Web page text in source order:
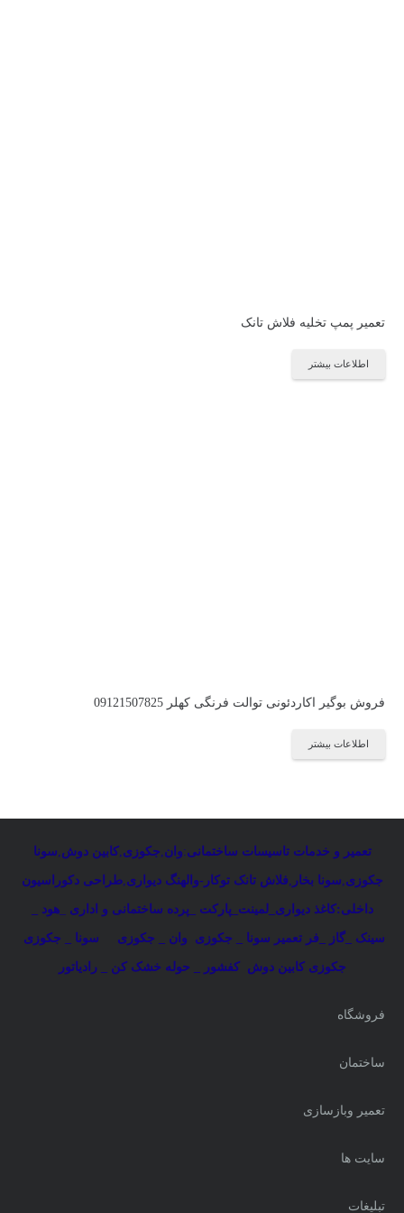
تعمیر پمپ تخلیه فلاش تانک
اطلاعات بیشتر
فروش بوگیر اکاردئونی توالت فرنگی کهلر 09121507825
اطلاعات بیشتر
تعمیر و خدمات تاسیسات ساختمانی:وان جکوزی ,کابین دوش سونا
جکوزی سونا بخار فلاش تانک توکار-والهنگ دیواری ,طراحی دکوراسیون
داخلی:کاغذ دیواری_لمینت_پارکت _پرده ساختمانی و اداری _هود _
سینک _گاز _فر تعمیر سونا _ جکوزی وان _ جکوزی سونا _ جکوزی
جکوزی کابین دوش کفشور _ حوله خشک کن _ رادیاتور
فروشگاه
ساختمان
تعمیر وبازسازی
سایت ها
تبلیغات